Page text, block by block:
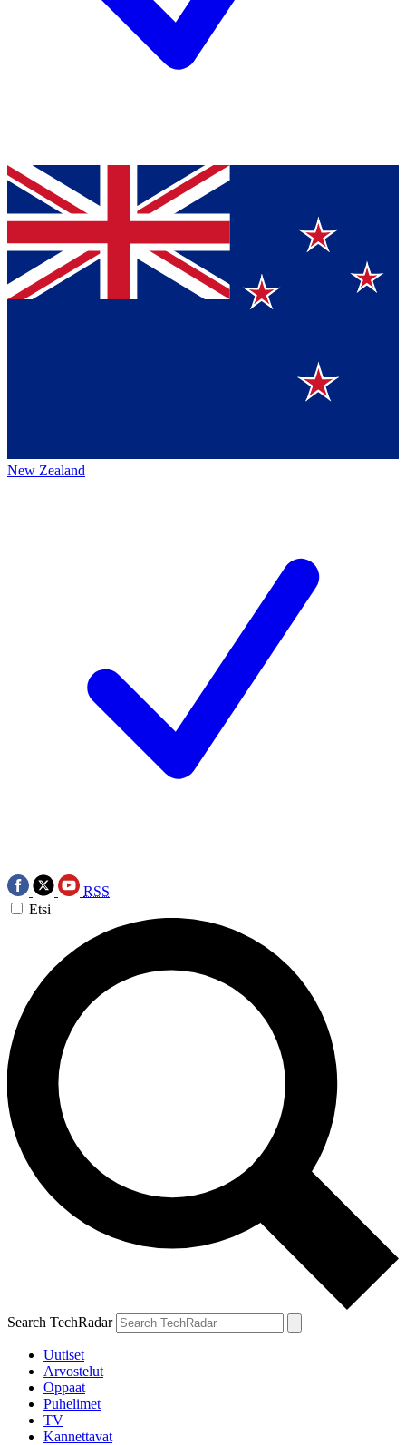
New Zealand
RSS
Etsi
Search TechRadar
Uutiset
Arvostelut
Oppaat
Puhelimet
TV
Kannettavat